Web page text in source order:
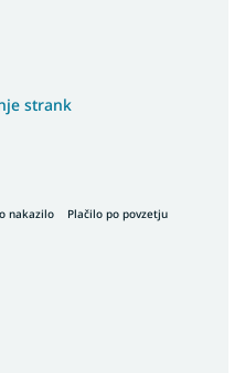
strank
nakazilo Plačilo po povzetju